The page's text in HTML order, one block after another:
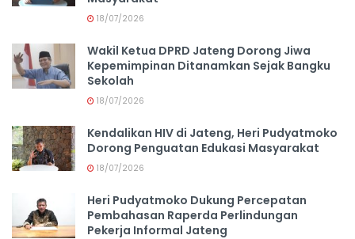
18/07/2026
Wakil Ketua DPRD Jateng Dorong Jiwa
Kepemimpinan Ditanamkan Sejak Bangku
Sekolah
18/07/2026
Kendalikan HIV di Jateng, Heri Pudyatmoko
Dorong Penguatan Edukasi Masyarakat
18/07/2026
Heri Pudyatmoko Dukung Percepatan
Pembahasan Raperda Perlindungan
Pekerja Informal Jateng